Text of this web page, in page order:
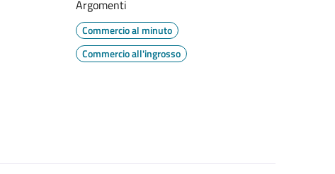
Argomenti
Commercio al minuto
Commercio all'ingrosso